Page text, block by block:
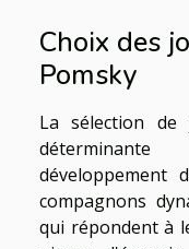
Choix des
Pomsky
La sélection
développement
compagnons
qui répondent à